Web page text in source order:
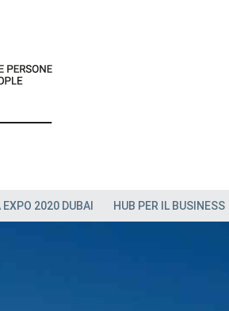
EXPO 2020 DUBAI HUB PER IL BUSINESS